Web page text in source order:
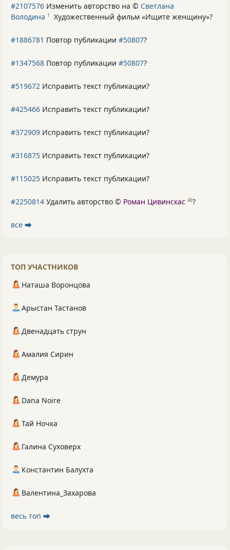
#2107576 Изменить авторство на © Светлана
Володина 1 Художественный фильм «Ищите женщину»?
#1886781 Повтор публикации #50807?
#1347568 Повтор публикации #50807?
#519672 Исправить текст публикации?
#425466 Исправить текст публикации?
#372909 Исправить текст публикации?
#316875 Исправить текст публикации?
#115025 Исправить текст публикации?
#2250814 Удалить авторство © Роман Цивинскас 48?
все ⮕
ТОП УЧАСТНИКОВ
Наташа Воронцова
Арыстан Тастанов
Двенадцать струн
Амалия Сирин
Демура
Dana Noire
Тай Ночка
Галина Суховерх
Константин Балухта
Валентина_Захарова
весь топ ⮕